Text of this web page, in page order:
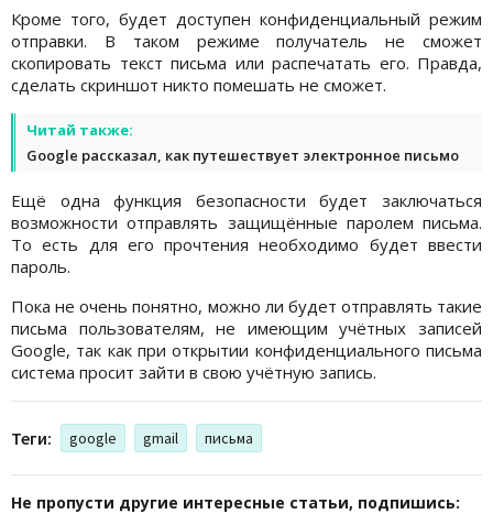
Кроме того, будет доступен конфиденциальный режим
отправки. В таком режиме получатель не сможет
скопировать текст письма или распечатать его. Правда,
сделать скриншот никто помешать не сможет.
Читай также:
Google рассказал, как путешествует электронное письмо
Ещё одна функция безопасности будет заключаться
возможности отправлять защищённые паролем письма.
То есть для его прочтения необходимо будет ввести
пароль.
Пока не очень понятно, можно ли будет отправлять такие
письма пользователям, не имеющим учётных записей
Google, так как при открытии конфиденциального письма
система просит зайти в свою учётную запись.
Теги: google gmail письма
Не пропусти другие интересные статьи, подпишись: